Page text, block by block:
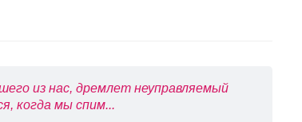
из нас, дремлет неуправляемый
когда мы спим...